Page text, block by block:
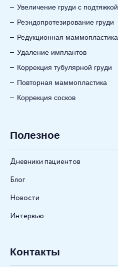
Увеличение груди с подтяжкой
Реэндопротезирование груди
Редукционная маммопластика
Удаление имплантов
Коррекция тубулярной груди
Повторная маммопластика
Коррекция сосков
Полезное
Дневники пациентов
Блог
Новости
Интервью
Контакты